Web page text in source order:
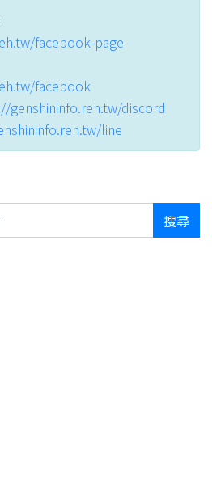
facebook-page
facebook
genshininfo.reh.tw/discord
line
搜尋